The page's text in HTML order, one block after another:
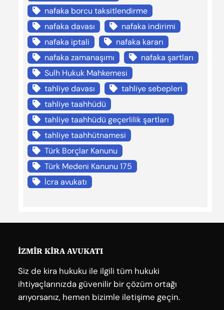
nafaka borcu taksitlendirme
nafaka davası
nafaka indirimi
nafaka iptali
nafaka kararı
nafaka zamanaşımı
nafaka şartları
Sulh Hukuk Mahkemesi
tahliye davası
tahliye sebepleri
tahliye taahhüdü
tahliye taahhüdü geçerlilik şartları
tahliye taahhütnamesi
Türk Borçlar Kanunu
Türk Medeni Kanunu 175
İcra avukatı
İZMİR KİRA AVUKATI
Siz de kira hukuku ile ilgili tüm hukuki
ihtiyaçlarınızda güvenilir bir çözüm ortağı
arıyorsanız, hemen bizimle iletişime geçin.